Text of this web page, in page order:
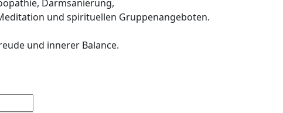
Darmsanierung,
und spirituellen Gruppenangeboten.
und innerer Balance.